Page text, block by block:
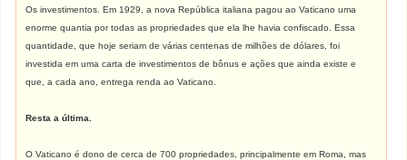
Os investimentos. Em 1929, a nova República italiana pagou ao Vaticano uma
enorme quantia por todas as propriedades que ela lhe havia confiscado. Essa
quantidade, que hoje seriam de várias centenas de milhões de dólares, foi
investida em uma carta de investimentos de bônus e ações que ainda existe e
que, a cada ano, entrega renda ao Vaticano.
Resta a última.
O Vaticano é dono de cerca de 700 propriedades, principalmente em Roma, mas